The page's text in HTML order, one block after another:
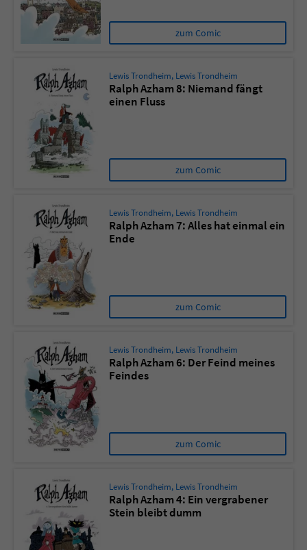
zum Comic
Lewis Trondheim, Lewis Trondheim
Ralph Azham 8: Niemand fängt
einen Fluss
zum Comic
Lewis Trondheim, Lewis Trondheim
Ralph Azham 7: Alles hat einmal ein
Ende
zum Comic
Lewis Trondheim, Lewis Trondheim
Ralph Azham 6: Der Feind meines
Feindes
zum Comic
Lewis Trondheim, Lewis Trondheim
Ralph Azham 4: Ein vergrabener
Stein bleibt dumm